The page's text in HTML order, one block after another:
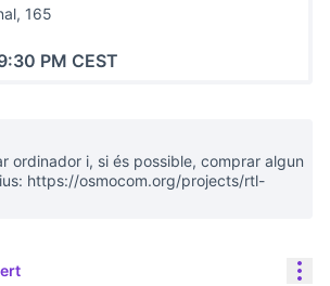
165
PM CEST
ordinador i, si és possible, comprar algun
https://osmocom.org/projects/rtl-